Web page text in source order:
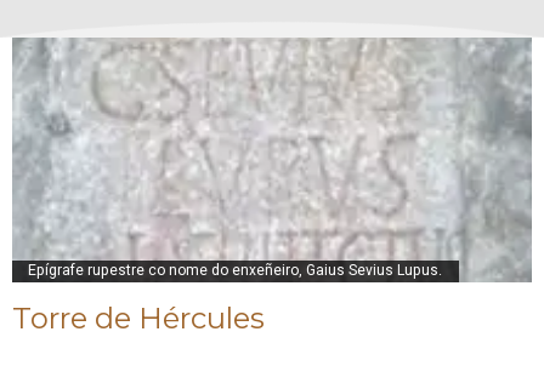
Epígrafe rupestre co nome do enxeñeiro, Gaius Sevius Lupus.
Torre de Hércules